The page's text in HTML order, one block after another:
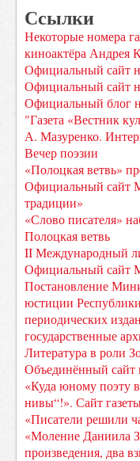
Ссылки
Некоторые номера
киноактёра Андрея
Официальный сайт
Официальный сайт
Официальный блог
"Газета «Вестник
А. Мазуренко.
Вечер поэзии
«Полоцкая ветвь»
Официальный сайт
традиции»
«Слово писателя»
Полоцкая ветвь
II Международный
Официальный сайт
Постановление
юстиции
периодических
государственные
Литература в роли
Объединённый сайт
«Куда юному поэту
нивы“!». Сайт
«Писатели решили
«Моление Даниила
произведения, два